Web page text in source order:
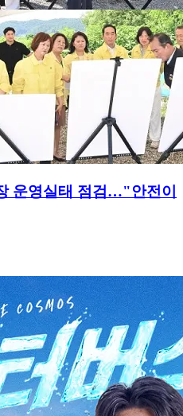
운영실태 점검…"안전이